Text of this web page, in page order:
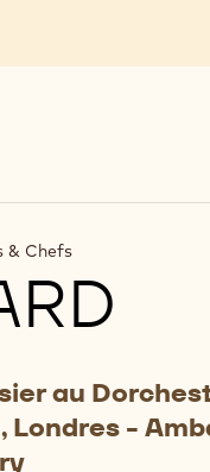
& Chefs
au
-